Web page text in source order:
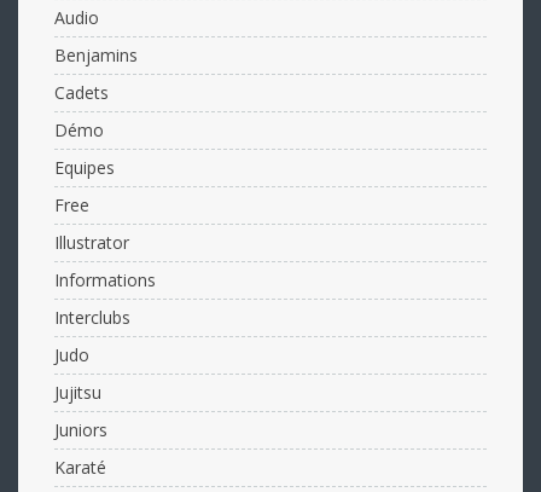
Audio
Benjamins
Cadets
Démo
Equipes
Free
Illustrator
Informations
Interclubs
Judo
Jujitsu
Juniors
Karaté